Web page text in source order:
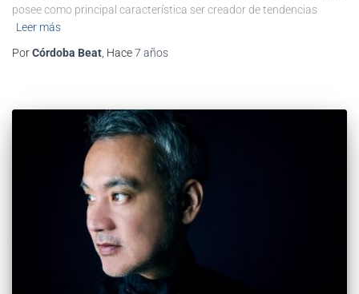
posee como principal característica ser creador de tendencias
Leer más
PorCórdoba Beat, Hace7 años